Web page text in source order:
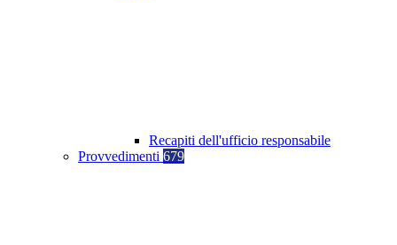
Recapiti dell'ufficio responsabile
Provvedimenti 679